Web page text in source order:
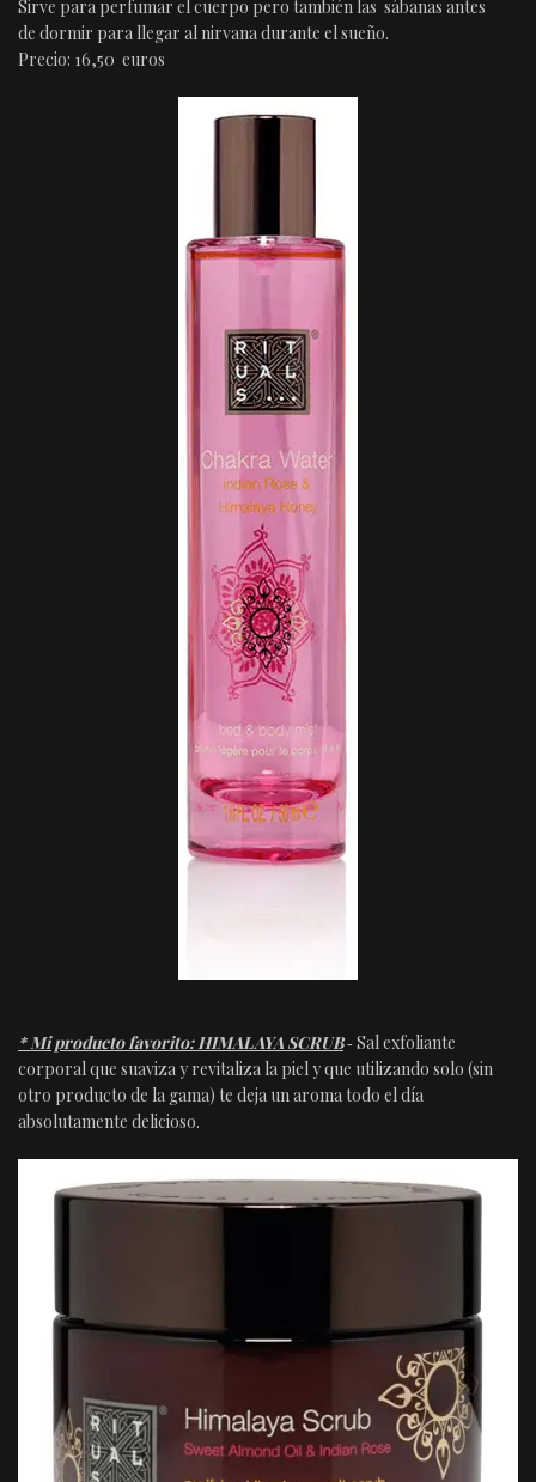
Sirve para perfumar el cuerpo pero también las sábanas antes
de dormir para llegar al nirvana durante el sueño.
Precio: 16,50 euros
* Mi producto favorito: HIMALAYA SCRUB‐ Sal exfoliante
corporal que suaviza y revitaliza la piel y que utilizando solo (sin
otro producto de la gama) te deja un aroma todo el día
absolutamente delicioso.